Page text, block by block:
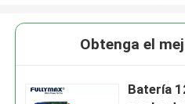
Obtenga el
Batería